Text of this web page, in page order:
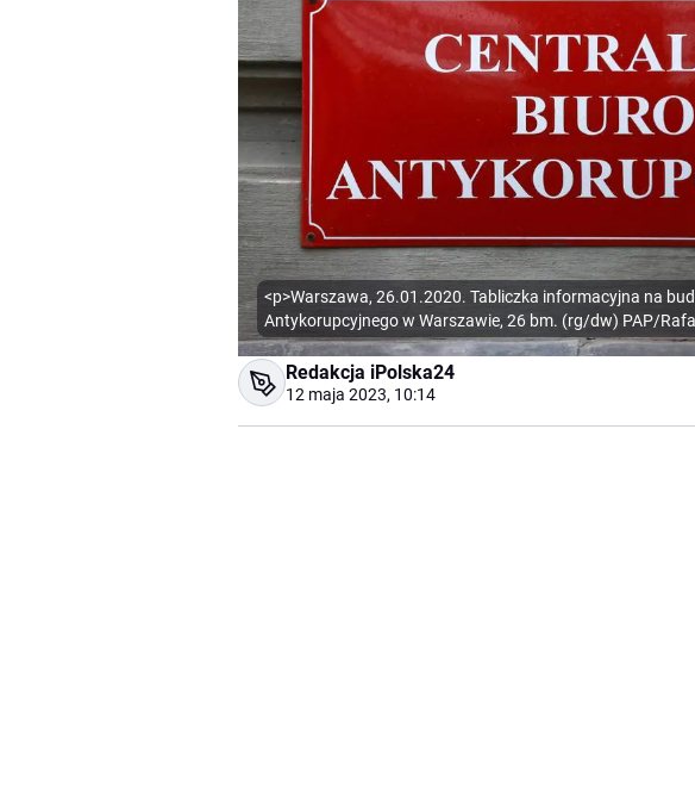
<p>Warszawa, 26.01.2020. Tabliczka informacyjna na
Antykorupcyjnego w Warszawie, 26 bm. (rg/dw) PAP/
Redakcja iPolska24
12 maja 2023, 10:14